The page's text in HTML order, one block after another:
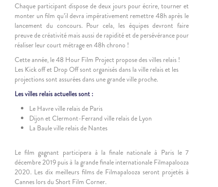
Chaque participant dispose de deux jours pour écrire, tourner et
monter un film qu’il devra impérativement remettre 48h après le
lancement du concours. Pour cela, les équipes devront faire
preuve de créativité mais aussi de rapidité et de persévérance pour
réaliser leur court métrage en 48h chrono !
Cette année, le 48 Hour Film Project propose des villes relais !
Les Kick off et Drop Off sont organisés dans la ville relais et les
projections sont assurées dans une grande ville proche.
Les villes relais actuelles sont :
Le Havre ville relais de Paris
Dijon et Clermont-Ferrand ville relais de Lyon
La Baule ville relais de Nantes
Le film gagnant participera à la finale nationale à Paris le 7
décembre 2019 puis à la grande finale internationale Filmapalooza
2020. Les dix meilleurs films de Filmapalooza seront projetés à
Cannes lors du Short Film Corner.